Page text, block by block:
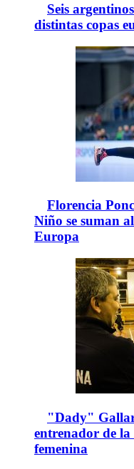
Seis
distintas copas
Florencia
Niño se suman
Europa
"Dady"
entrenador de
femenina